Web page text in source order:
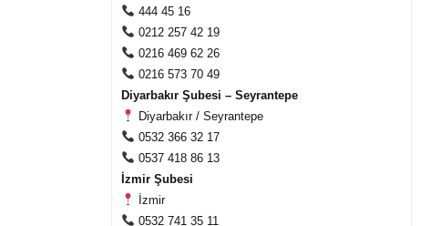
444 45 16
0212 257 42 19
0216 469 62 26
0216 573 70 49
Diyarbakır Şubesi – Seyrantepe
Diyarbakır / Seyrantepe
0532 366 32 17
0537 418 86 13
İzmir Şubesi
İzmir
0532 741 35 11